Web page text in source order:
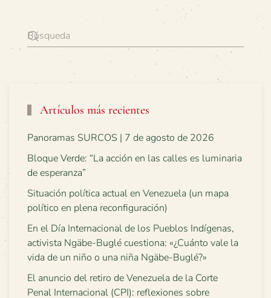
Artículos más recientes
Panoramas SURCOS | 7 de agosto de 2026
Bloque Verde: “La acción en las calles es luminaria
de esperanza”
Situación política actual en Venezuela (un mapa
político en plena reconfiguración)
En el Día Internacional de los Pueblos Indígenas,
activista Ngäbe-Buglé cuestiona: «¿Cuánto vale la
vida de un niño o una niña Ngäbe-Buglé?»
El anuncio del retiro de Venezuela de la Corte
Penal Internacional (CPI): reflexiones sobre